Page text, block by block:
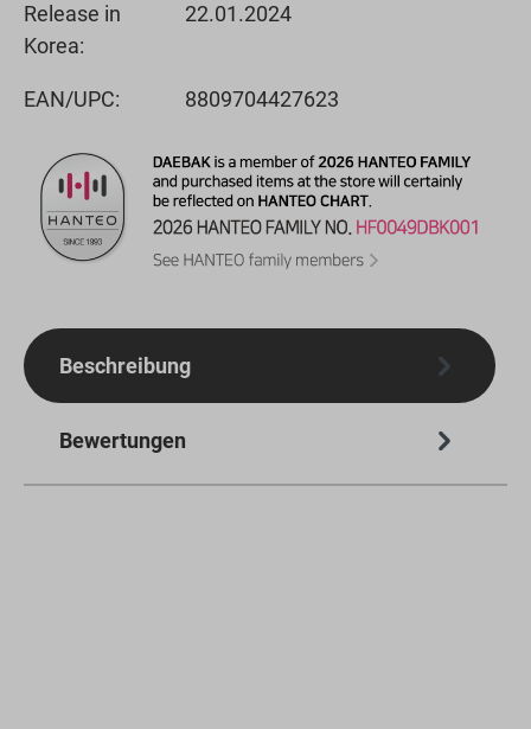
Release in
Korea:
22.01.2024
EAN/UPC: 8809704427623
Beschreibung
Bewertungen